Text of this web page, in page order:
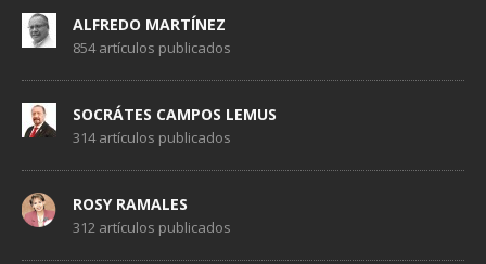
ALFREDO MARTÍNEZ
854 artículos publicados
SOCRÁTES CAMPOS LEMUS
314 artículos publicados
ROSY RAMALES
312 artículos publicados